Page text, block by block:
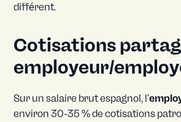
différent.
Cotisations
employeur/
Sur un salaire brut espagnol, l'
environ 30-35 % de cotisations